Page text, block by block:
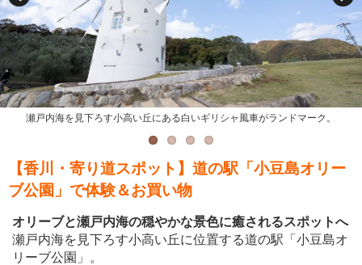
瀬戸内海を見下ろす小高い丘にある白いギリシャ風車がランドマーク。
無料貸出している魔法のほうきに跨がれば、誰でも魔法使い気分が楽しめる！
左）映画のロケセットをそのまま残した店内。写真映えすること間違いなし！右）
ハンドメイドのフラワーアクセサリーは自分用にもプレゼントにもおすすめ。
左）オリーブの樹を加工して作られたピアス＆イヤリング。右）5月末に１週間だ
け咲くオリーブの花を樹脂で閉じ込めたピアス＆イヤリング。
【香川・寄り道スポット】道の駅「小豆島オリー
ブ公園」で体験＆お買い物
オリーブと瀬戸内海の穏やかな景色に癒されるスポットへ
瀬戸内海を見下ろす小高い丘に位置する道の駅「小豆島オ
リーブ公園」。